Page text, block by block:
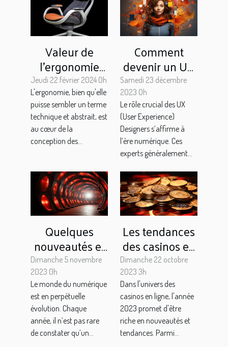
Valeur de
l'ergonomie
dans le design
de produits
Jeudi 22 février 2024 0h
L'ergonomie, bien qu'elle
puisse sembler un terme
technique et abstrait, est
au cœur de la
conception des...
Comment
devenir un UX
Designer
qualifié : ce
qu’il faut savoir
Samedi 23 décembre
2023 0h
Le rôle crucial des UX
(User Experience)
Designers s’affirme à
l’ère numérique. Ces
experts généralement...
Quelques
nouveautés et
actualité high-
tech pour 2024
?
Dimanche 5 novembre
2023 0h
Le monde du numérique
est en perpétuelle
évolution. Chaque
année, il n’est pas rare
de constater qu’un...
Les tendances
des casinos en
ligne en 2023 :
l'exemple des
bonus exclusifs
Dimanche 22 octobre
2023 3h
Dans l'univers des
casinos en ligne, l'année
2023 promet d'être
riche en nouveautés et
tendances. Parmi...